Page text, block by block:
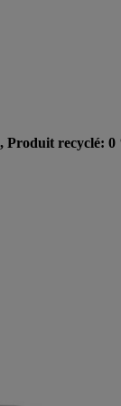
Produit recyclé: 0